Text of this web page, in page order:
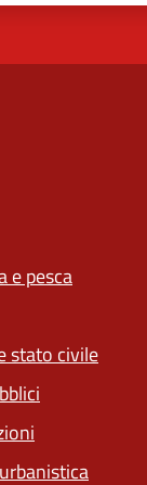
e pesca
stato civile